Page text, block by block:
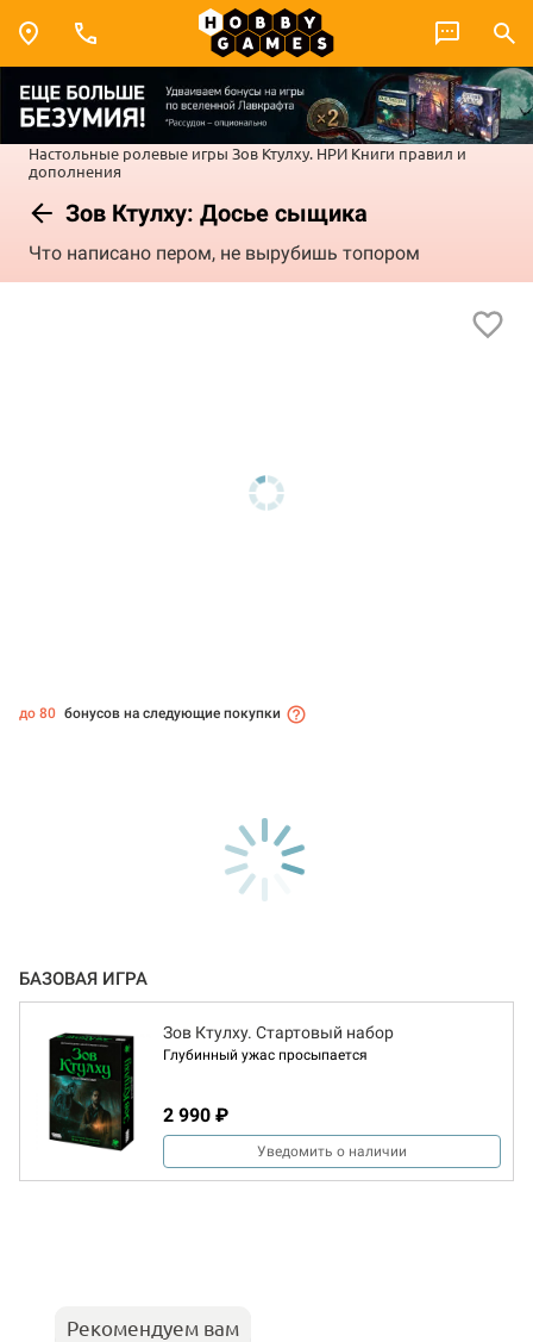
Настольные ролевые игры Зов Ктулху. НРИ Книги правил и
дополнения
Зов Ктулху: Досье сыщика
Что написано пером, не вырубишь топором
до 80 бонусов на следующие покупки
БАЗОВАЯ ИГРА
Зов Ктулху. Стартовый набор
Глубинный ужас просыпается
2 990 ₽
Уведомить о наличии
Рекомендуем вам